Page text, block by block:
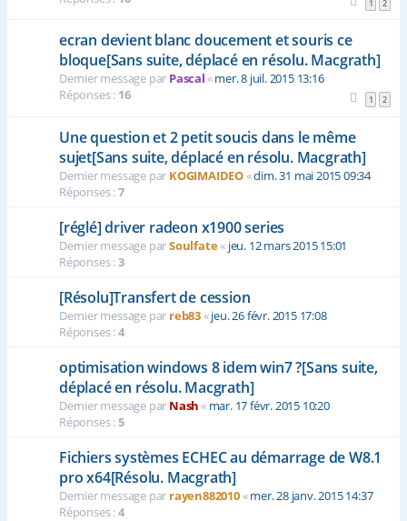
1 2
ecran devient blanc doucement et souris ce
bloque[Sans suite, déplacé en résolu. Macgrath]
Dernier message par Pascal«mer. 8 juil. 2015 13:16
Réponses : 16 1 2
Une question et 2 petit soucis dans le même
sujet[Sans suite, déplacé en résolu. Macgrath]
Dernier message par KOGIMAIDEO«dim. 31 mai 2015 09:34
Réponses :7
[réglé] driver radeon x1900 series
Dernier message parSoulfate« jeu. 12 mars 2015 15:01
Réponses :3
[Résolu]Transfert de cession
Dernier message par reb83«jeu. 26 févr. 2015 17:08
Réponses :4
optimisation windows 8 idem win7 ?[Sans suite,
déplacé en résolu. Macgrath]
Dernier message par Nash« mar. 17 févr. 2015 10:20
Réponses :5
Fichiers systèmes ECHEC au démarrage de W8.1
pro x64[Résolu. Macgrath]
Dernier message par rayen882010«mer. 28 janv. 2015 14:37
Réponses :4